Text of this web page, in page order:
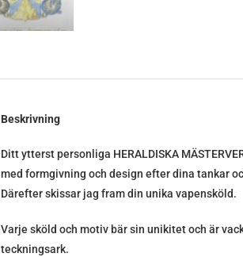
Beskrivning
Ditt ytterst personliga HERALDISKA
med formgivning och design efter dina tankar
Därefter skissar jag fram din unika vapensköld.
Varje sköld och motiv bär sin unikitet och är
teckningsark.